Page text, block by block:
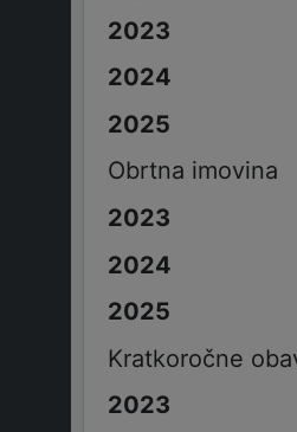
Obrtna imovina
Kratkoročne